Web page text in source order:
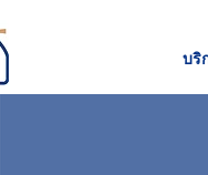
บริ